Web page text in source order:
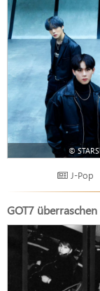
©
J-Pop
GOT7